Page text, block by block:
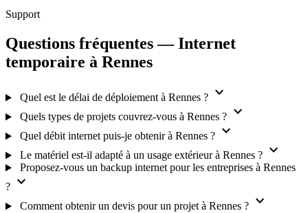
Support
Questions fréquentes — Internet
temporaire à Rennes
Quel est le délai de déploiement à Rennes ? expand_more
Quels types de projets couvrez-vous à Rennes ? expand_more
Quel débit internet puis-je obtenir à Rennes ? expand_more
Le matériel est-il adapté à un usage extérieur à Rennes ? expand_more
Proposez-vous un backup internet pour les entreprises à Rennes
? expand_more
Comment obtenir un devis pour un projet à Rennes ? expand_more